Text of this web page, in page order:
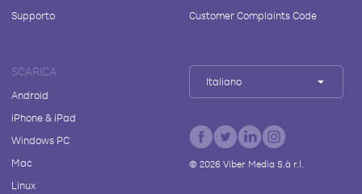
Supporto
Customer Complaints Code
SCARICA
Android
iPhone & iPad
Windows PC
Mac
Linux
Italiano
© 2026Viber Media S.à r.l.